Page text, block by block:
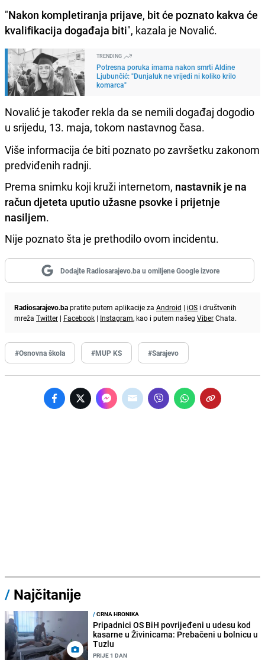
"Nakon kompletiranja prijave, bit će poznato kakva će
kvalifikacija događaja biti", kazala je Novalić.
TRENDING
Potresna poruka imama nakon smrti Aldine
Ljubunčić: "Dunjaluk ne vrijedi ni koliko krilo
komarca"
Novalić je također rekla da se nemili događaj dogodio
u srijedu, 13. maja, tokom nastavnog časa.
Više informacija će biti poznato po završetku zakonom
predviđenih radnji.
Prema snimku koji kruži internetom, nastavnik je na
račun djeteta uputio užasne psovke i prijetnje
nasiljem.
Nije poznato šta je prethodilo ovom incidentu.
Dodajte Radiosarajevo.ba u omiljene Google izvore
Radiosarajevo.bapratite putem aplikacije za Android | iOS i društvenih
mreža Twitter | Facebook | Instagram, kao i putem našeg ViberChata.
#Osnovna škola #MUP KS #Sarajevo
/ Najčitanije
/CRNA HRONIKA
Pripadnici OS BiH povrijeđeni u udesu kod
kasarne u Živinicama: Prebačeni u bolnicu u
Tuzlu
PRIJE 1 DAN